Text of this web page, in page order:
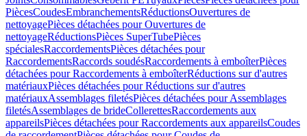
PiècesCoudesEmbranchementsRéductionsOuvertures de
nettoyagePièces détachées pour Ouvertures de
nettoyageRéductionsPièces SuperTubePièces
spécialesRaccordementsPièces détachées pour
RaccordementsRaccords soudésRaccordements à emboîterPièces
détachées pour Raccordements à emboîterRéductions sur d'autres
matériauxPièces détachées pour Réductions sur d'autres
matériauxAssemblages filetésPièces détachées pour Assemblages
filetésAssemblages de brideCollerettesRaccordements aux
appareilsPièces détachées pour Raccordements aux appareilsCoudes